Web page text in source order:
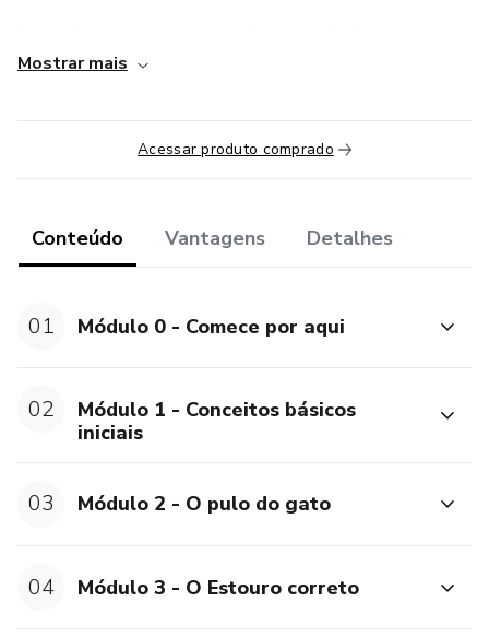
gourmet:
-O estouro correto;
-A caramelização perfeita (3 tipos de caramelo);
-E a saborização irresistível (aprenda mais de 30 sabores).
Mostrar mais
Acessar produto comprado
Conteúdo Vantagens Detalhes
01 Módulo 0 - Comece por aqui
02
Módulo 1 - Conceitos básicos
iniciais
03 Módulo 2 - O pulo do gato
04 Módulo 3 - O Estouro correto